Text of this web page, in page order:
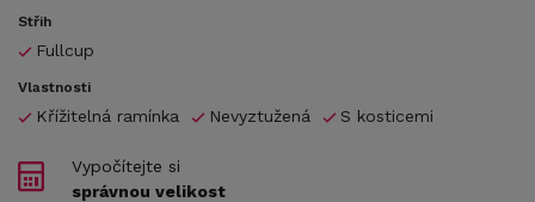
Střih
Fullcup
Vlastnosti
Křížitelná ramínka Nevyztužená S kosticemi
Vypočítejte si
správnou velikost